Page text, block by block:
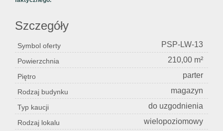
Szczegóły
Symbol oferty PSP-LW-13
Powierzchnia 210,00 m²
Piętro parter
Rodzaj budynku magazyn
Typ kaucji do uzgodnienia
Rodzaj lokalu wielopoziomowy